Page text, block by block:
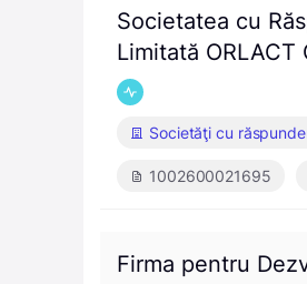
Societatea cu
Limitată ORLACT
Societăţi cu
1002600021695
Firma pentru